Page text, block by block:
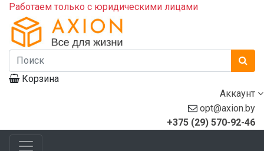
Работаем только с юридическими лицами
Корзина
Аккаунт
opt@axion.by
+375 (29) 570-92-46